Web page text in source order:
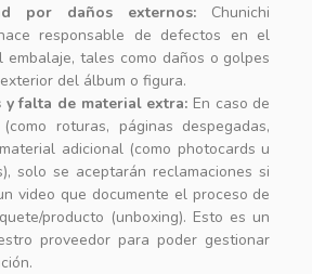
por daños externos:
Chunichi
responsable de defectos en el
tales como daños o golpes
del álbum o figura.
y falta de material extra: En caso de
roturas, páginas despegadas,
adicional (como photocards u
solo se aceptarán reclamaciones si
video que documente el proceso de
producto (unboxing). Esto es un
proveedor para poder gestionar